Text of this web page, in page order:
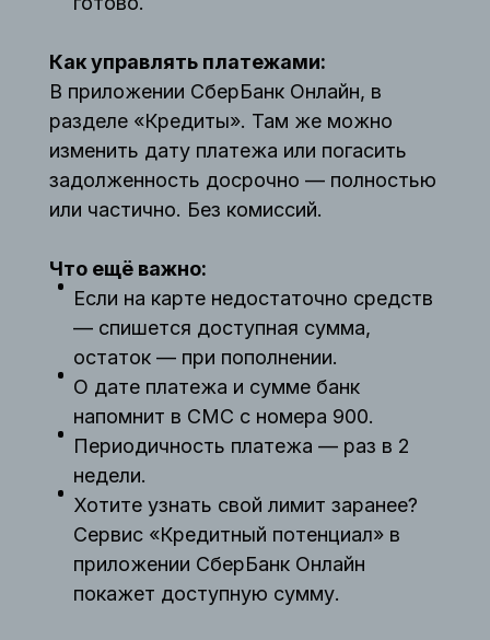
Как управлять платежами:
В приложении СберБанк Онлайн, в
разделе «Кредиты». Там же можно
изменить дату платежа или погасить
задолженность досрочно — полностью
или частично. Без комиссий.
Что ещё важно:
Если на карте недостаточно средств
— спишется доступная сумма,
остаток — при пополнении.
О дате платежа и сумме банк
напомнит в СМС с номера 900.
Периодичность платежа — раз в 2
недели.
Хотите узнать свой лимит заранее?
Сервис «Кредитный потенциал» в
приложении СберБанк Онлайн
покажет доступную сумму.